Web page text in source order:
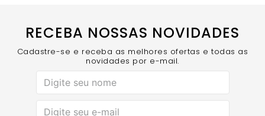
da marca.
Cor Azul - Tonalidade vibrante e cheia de energia
para destacar suas produções.
- Eleve seu estilo fitness a um novo
patamar!
RECEBA NOSSAS NOVIDADES
Cadastre-se e receba as melhores ofertas e todas as
novidades por e-mail.